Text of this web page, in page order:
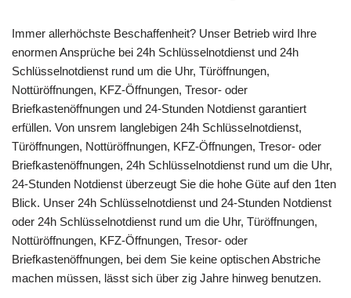
Immer allerhöchste Beschaffenheit? Unser Betrieb wird Ihre
enormen Ansprüche bei 24h Schlüsselnotdienst und 24h
Schlüsselnotdienst rund um die Uhr, Türöffnungen,
Nottüröffnungen, KFZ-Öffnungen, Tresor- oder
Briefkastenöffnungen und 24-Stunden Notdienst garantiert
erfüllen. Von unsrem langlebigen 24h Schlüsselnotdienst,
Türöffnungen, Nottüröffnungen, KFZ-Öffnungen, Tresor- oder
Briefkastenöffnungen, 24h Schlüsselnotdienst rund um die Uhr,
24-Stunden Notdienst überzeugt Sie die hohe Güte auf den 1ten
Blick. Unser 24h Schlüsselnotdienst und 24-Stunden Notdienst
oder 24h Schlüsselnotdienst rund um die Uhr, Türöffnungen,
Nottüröffnungen, KFZ-Öffnungen, Tresor- oder
Briefkastenöffnungen, bei dem Sie keine optischen Abstriche
machen müssen, lässt sich über zig Jahre hinweg benutzen.